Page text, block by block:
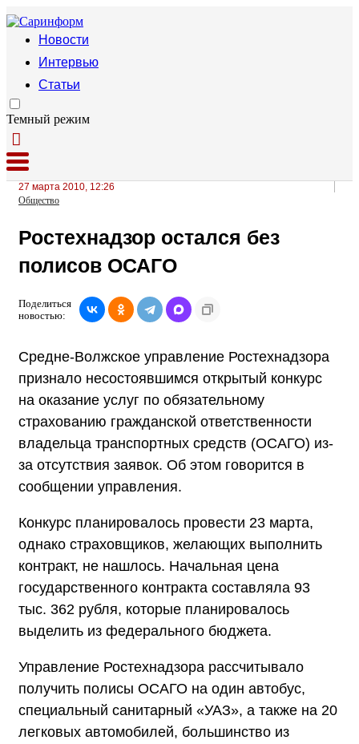
Новости
Интервью
Статьи
Темный режим
27 марта 2010, 12:26
Общество
Ростехнадзор остался без
полисов ОСАГО
Поделиться
новостью:
Средне-Волжское управление Ростехнадзора
признало несостоявшимся открытый конкурс
на оказание услуг по обязательному
страхованию гражданской ответственности
владельца транспортных средств (ОСАГО) из-
за отсутствия заявок. Об этом говорится в
сообщении управления.
Конкурс планировалось провести 23 марта,
однако страховщиков, желающих выполнить
контракт, не нашлось. Начальная цена
государственного контракта составляла 93
тыс. 362 рубля, которые планировалось
выделить из федерального бюджета.
Управление Ростехнадзора рассчитывало
получить полисы ОСАГО на один автобус,
специальный санитарный «УАЗ», а также на 20
легковых автомобилей, большинство из